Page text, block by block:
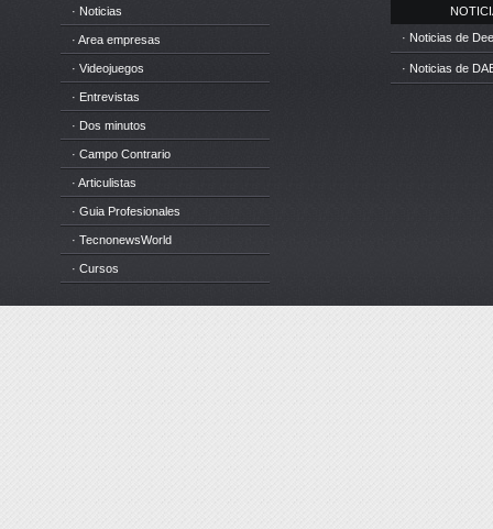
· Noticias
· Area empresas
· Videojuegos
· Entrevistas
· Dos minutos
· Campo Contrario
· Articulistas
· Guia Profesionales
· TecnonewsWorld
· Cursos
· Noticias de
· Noticias de